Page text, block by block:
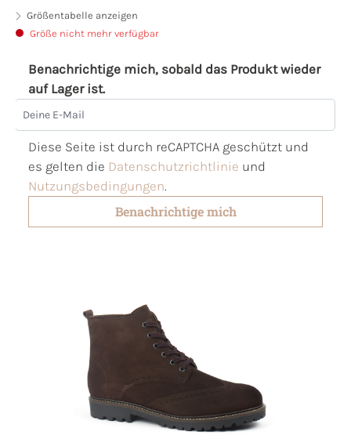
Größentabelle anzeigen
Größe nicht mehr verfügbar
Benachrichtige mich, sobald das Produkt wieder
auf Lager ist.
Deine E-Mail
Diese Seite ist durch reCAPTCHA geschützt und
es gelten die Datenschutzrichtlinie und
Nutzungsbedingungen.
Benachrichtige mich